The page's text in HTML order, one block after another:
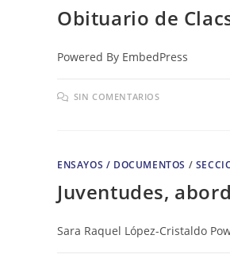
Obituario de
Powered By EmbedPress
SIN COMENTARIOS
ENSAYOS / DOCUMENTOS /
Juventudes,
Sara Raquel López-Cristaldo